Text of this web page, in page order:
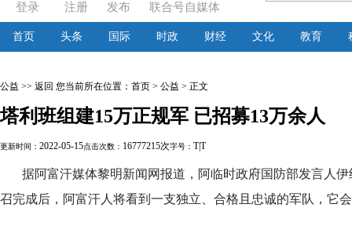
登录 注册 发布 联合号自媒体
首页 头条 国际 时政 财经 文化 教育
公益 >> 返回 您当前所在位置： 首页 > 公益 > 正文
塔利班组建15万正规军 已招募13万余人
更新时间： 2022-05-15点击次数： 16777215次字号： T|T
据阿富汗媒体黎明新闻网报道，阿临时政府国防部发言人
召完成后，阿富汗人将看到一支独立、合格且忠诚的军队，它